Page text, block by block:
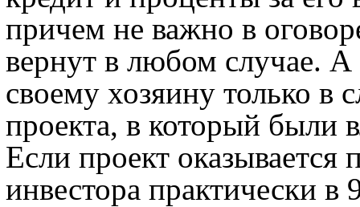
причем не важно в
вернут в любом случае. А
своему хозяину только в
проекта, в который были
Если проект
инвестора практически в